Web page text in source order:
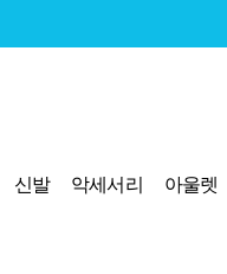
신발 악세서리
아울렛